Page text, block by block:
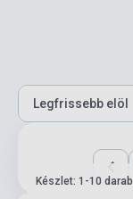
Készlet: 1-10 darab